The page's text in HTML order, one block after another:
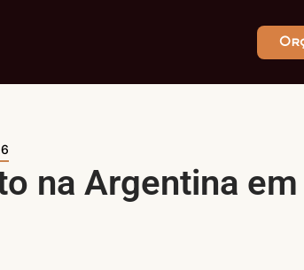
na Argentina em